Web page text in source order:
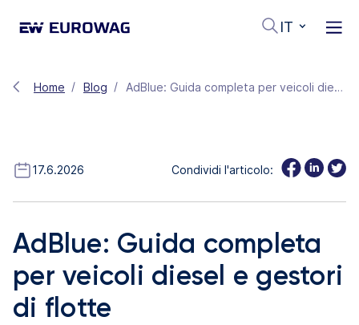
IT
Home Blog AdBlue: Guida completa per veicoli diesel e gestori di flotte
17.6.2026 Condividi l'articolo:
AdBlue: Guida completa
per veicoli diesel e gestori
di flotte